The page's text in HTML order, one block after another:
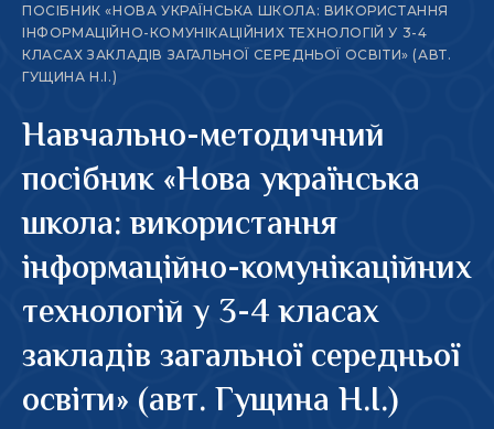
ПОСІБНИК «НОВА УКРАЇНСЬКА ШКОЛА: ВИКОРИСТАННЯ
ІНФОРМАЦІЙНО-КОМУНІКАЦІЙНИХ ТЕХНОЛОГІЙ У 3-4
КЛАСАХ ЗАКЛАДІВ ЗАГАЛЬНОЇ СЕРЕДНЬОЇ ОСВІТИ» (АВТ.
ГУЩИНА Н.І.)
Навчально-методичний
посібник «Нова українська
школа: використання
інформаційно-комунікаційних
технологій у 3-4 класах
закладів загальної середньої
освіти» (авт. Гущина Н.І.)